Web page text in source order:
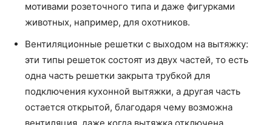
мотивами розеточного типа и даже фигурками
животных, например, для охотников.
Вентиляционные решетки с выходом на вытяжку:
эти типы решеток состоят из двух частей, то есть
одна часть решетки закрыта трубкой для
подключения кухонной вытяжки, а другая часть
остается открытой, благодаря чему возможна